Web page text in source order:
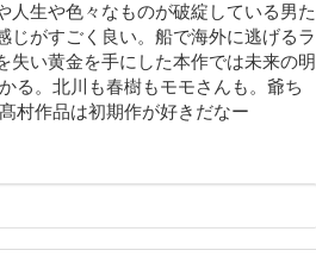
人生や色々なものが破綻している男た
じがすごく良い。船で海外に逃げるラ
失い黄金を手にした本作では未来の明
る。北川も春樹もモモさんも。爺ち
村作品は初期作が好きだなー